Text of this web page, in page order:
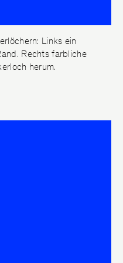
Links ein
Rechts farbliche
herum.